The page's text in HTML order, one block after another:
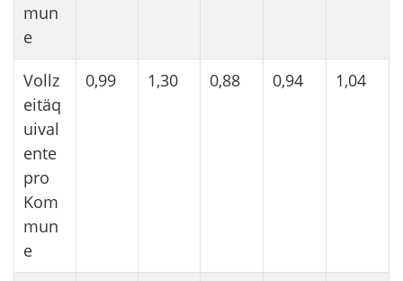
mun
e
Vollz
eitäq
uival
ente
pro
Kom
mun
e
0,99 1,30 0,88 0,94 1,04